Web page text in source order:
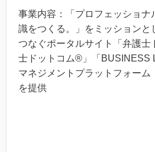
事業内容：「プロフェッショナ
識をつくる。」をミッションと
つなぐポータルサイト「弁護
士ドットコム®」「BUSINESS
マネジメントプラットフォーム
を提供